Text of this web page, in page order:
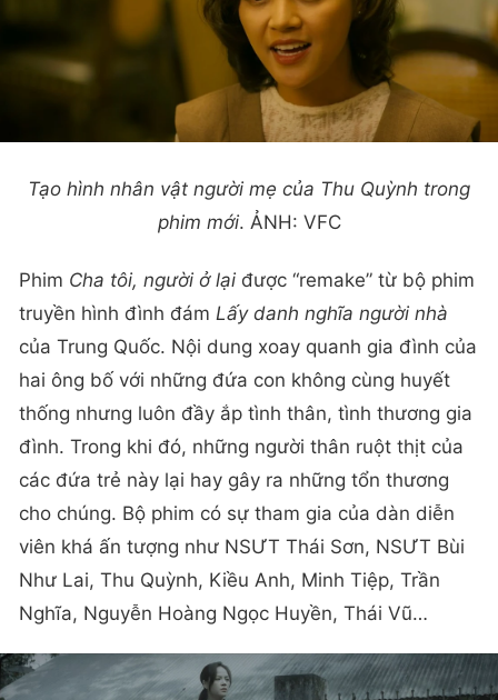
Tạo hình nhân vật người mẹ của Thu Quỳnh trong
phim mới. ẢNH: VFC
Phim Cha tôi, người ở lại được “remake” từ bộ phim
truyền hình đình đám Lấy danh nghĩa người nhà
của Trung Quốc. Nội dung xoay quanh gia đình của
hai ông bố với những đứa con không cùng huyết
thống nhưng luôn đầy ắp tình thân, tình thương gia
đình. Trong khi đó, những người thân ruột thịt của
các đứa trẻ này lại hay gây ra những tổn thương
cho chúng. Bộ phim có sự tham gia của dàn diễn
viên khá ấn tượng như NSƯT Thái Sơn, NSƯT Bùi
Như Lai, Thu Quỳnh, Kiều Anh, Minh Tiệp, Trần
Nghĩa, Nguyễn Hoàng Ngọc Huyền, Thái Vũ…